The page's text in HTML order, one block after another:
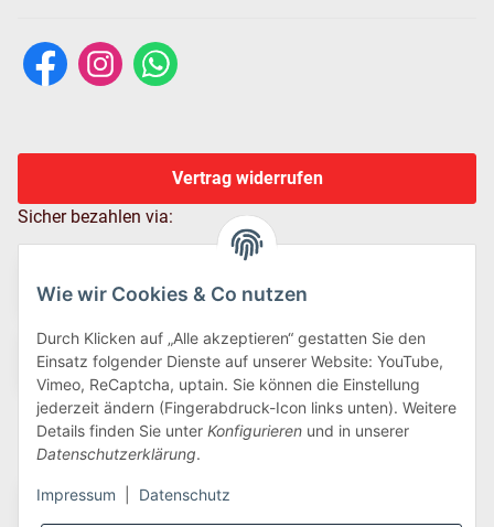
Wie wir Cookies & Co nutzen
Durch Klicken auf „Alle akzeptieren“ gestatten Sie den
Einsatz folgender Dienste auf unserer Website: YouTube,
Vimeo, ReCaptcha, uptain. Sie können die Einstellung
jederzeit ändern (Fingerabdruck-Icon links unten). Weitere
Details finden Sie unter Konfigurieren und in unserer
Datenschutzerklärung.
Impressum Datenschutz
Vertrag widerrufen
Sicher bezahlen via:
Wir versenden via: